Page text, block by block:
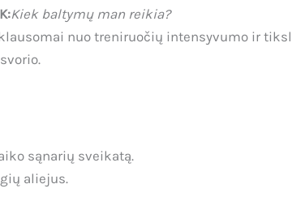
Kiek baltymų man reikia?
nuo treniruočių intensyvumo ir
sąnarių sveikatą.
aliejus.